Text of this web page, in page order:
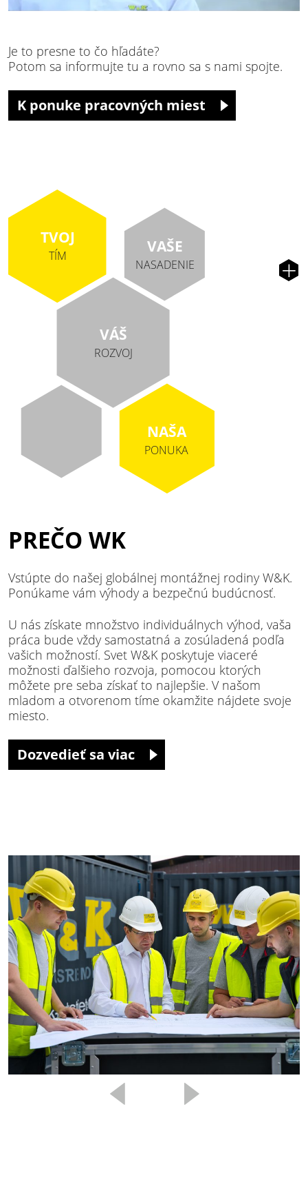
Je to presne to čo hľadáte?
Potom sa informujte tu a rovno sa s nami spojte.
K ponuke pracovných miest
VÁŠ
ROZVOJ
TVOJ
TÍM
VAŠE
NASADENIE
NAŠA
PONUKA
+
PREČO WK
Vstúpte do našej globálnej montážnej rodiny W&K.
Ponúkame vám výhody a bezpečnú budúcnosť.
U nás získate množstvo individuálnych výhod, vaša
práca bude vždy samostatná a zosúladená podľa
vašich možností. Svet W&K poskytuje viaceré
možnosti ďalšieho rozvoja, pomocou ktorých
môžete pre seba získať to najlepšie. V našom
mladom a otvorenom tíme okamžite nájdete svoje
miesto.
Dozvedieť sa viac